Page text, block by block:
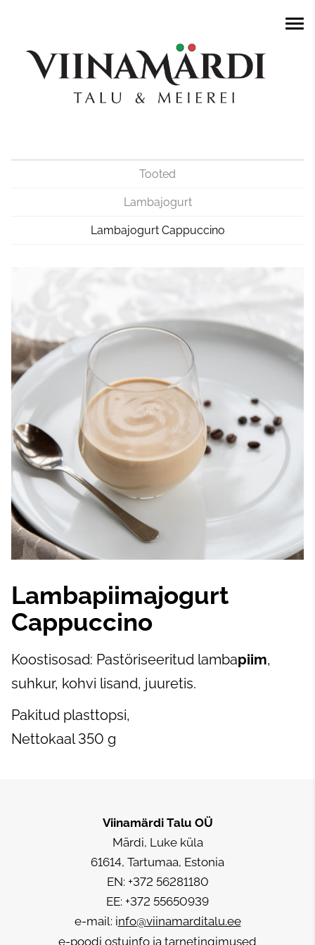
Tooted
Lambajogurt
Lambajogurt Cappuccino
Lambapiimajogurt
Cappuccino
Koostisosad: Pastöriseeritud lambapiim,
suhkur, kohvi lisand, juuretis.
Pakitud plasttopsi,
Nettokaal 350 g
Viinamärdi Talu OÜ
Märdi, Luke küla
61614, Tartumaa, Estonia
EN: +372 56281180
EE: +372 55650939
e-mail: info@viinamarditalu.ee
e-poodi ostuinfo ja tarnetingimused